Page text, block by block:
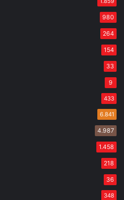
980
264
154
33
9
433
6.841
4.987
1.458
218
36
348